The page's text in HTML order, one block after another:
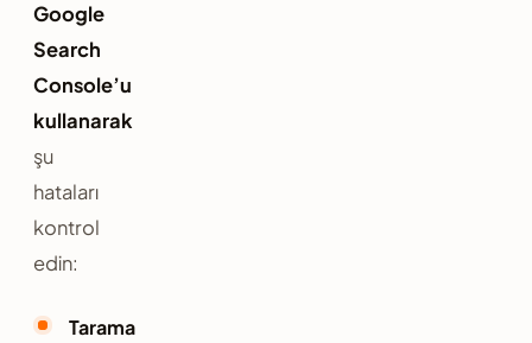
Google
Search
Console’u
kullanarak
şu
hataları
kontrol
edin:
Tarama